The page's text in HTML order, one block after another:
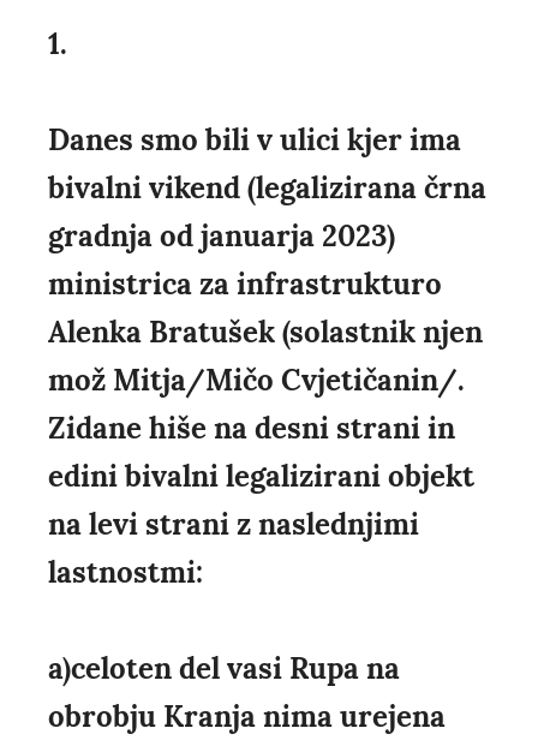
1.
Danes smo bili v ulici kjer ima
bivalni vikend (legalizirana črna
gradnja od januarja 2023)
ministrica za infrastrukturo
Alenka Bratušek (solastnik njen
mož Mitja/Mičo Cvjetičanin/.
Zidane hiše na desni strani in
edini bivalni legalizirani objekt
na levi strani z naslednjimi
lastnostmi:
a)celoten del vasi Rupa na
obrobju Kranja nima urejena